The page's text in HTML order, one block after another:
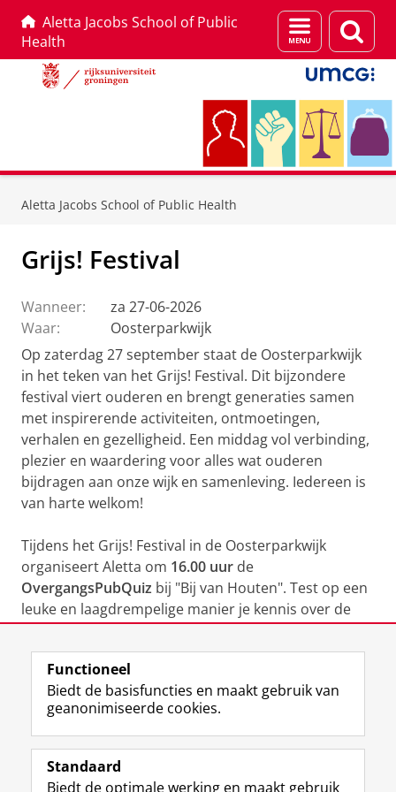
Aletta Jacobs School of Public
Health
Menu
en
zoeken
Aletta Jacobs School of Public Health
Grijs! Festival
Wanneer:
za 27-06-2026
Waar:
Oosterparkwijk
Op zaterdag 27 september staat de Oosterparkwijk
in het teken van het Grijs! Festival. Dit bijzondere
festival viert ouderen en brengt generaties samen
met inspirerende activiteiten, ontmoetingen,
verhalen en gezelligheid. Een middag vol verbinding,
plezier en waardering voor alles wat ouderen
bijdragen aan onze wijk en samenleving. Iedereen is
van harte welkom!
Tijdens het Grijs! Festival in de Oosterparkwijk
organiseert Aletta om 16.00 uur de
OvergangsPubQuiz bij "Bij van Houten". Test op een
leuke en laagdrempelige manier je kennis over de
overgang, hormonen en gezondheid. Kom meedoen,
leer iets nieuws en ga in gesprek met anderen.
Iedereen is welkom!
Meer informatie
Functioneel
Biedt de basisfuncties en maakt gebruik van
geanonimiseerde cookies.
Standaard
Biedt de optimale werking en maakt gebruik